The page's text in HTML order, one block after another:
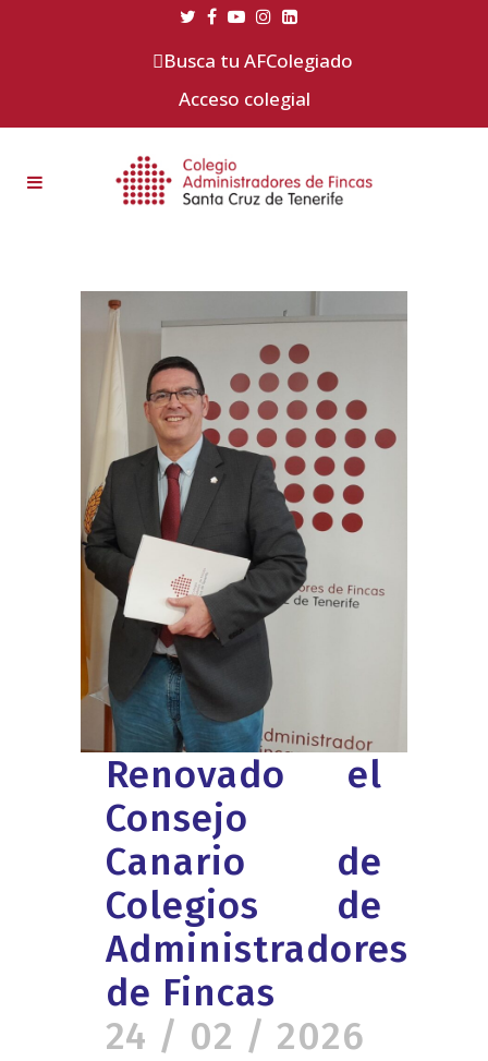
Busca tu AFColegiado
Acceso colegial
24 / 02 / 2026
Renovado el
Consejo
Canario de
Colegios de
Administradores
de Fincas